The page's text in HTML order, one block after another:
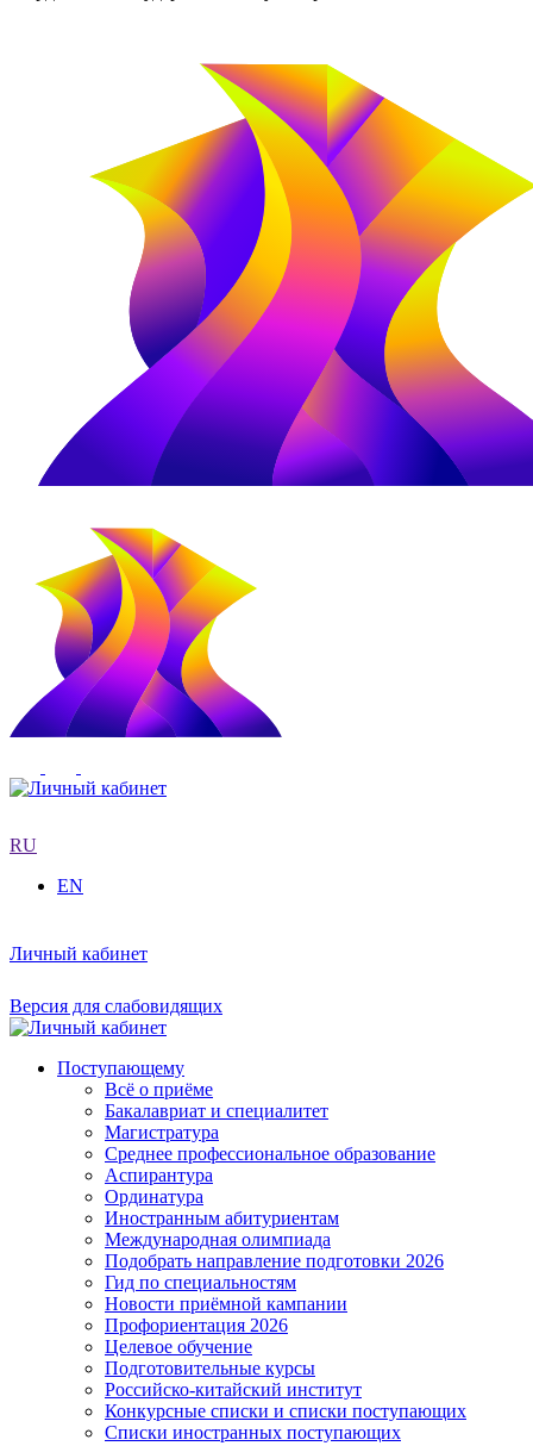
RU
EN
Личный кабинет
Версия для слабовидящих
Поступающему
Всё о приёме
Бакалавриат и специалитет
Магистратура
Среднее профессиональное образование
Аспирантура
Ординатура
Иностранным абитуриентам
Международная олимпиада
Подобрать направление подготовки 2026
Гид по специальностям
Новости приёмной кампании
Профориентация 2026
Целевое обучение
Подготовительные курсы
Российско-китайский институт
Конкурсные списки и списки поступающих
Списки иностранных поступающих